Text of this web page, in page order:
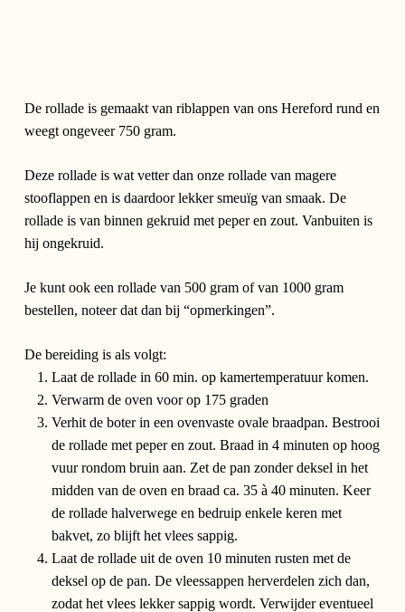
De rollade is gemaakt van riblappen van ons Hereford rund en
weegt ongeveer 750 gram.
Deze rollade is wat vetter dan onze rollade van magere
stooflappen en is daardoor lekker smeuïg van smaak. De
rollade is van binnen gekruid met peper en zout. Vanbuiten is
hij ongekruid.
Je kunt ook een rollade van 500 gram of van 1000 gram
bestellen, noteer dat dan bij “opmerkingen”.
De bereiding is als volgt:
Laat de rollade in 60 min. op kamertemperatuur komen.
Verwarm de oven voor op 175 graden
Verhit de boter in een ovenvaste ovale braadpan. Bestrooi
de rollade met peper en zout. Braad in 4 minuten op hoog
vuur rondom bruin aan. Zet de pan zonder deksel in het
midden van de oven en braad ca. 35 à 40 minuten. Keer
de rollade halverwege en bedruip enkele keren met
bakvet, zo blijft het vlees sappig.
Laat de rollade uit de oven 10 minuten rusten met de
deksel op de pan. De vleessappen herverdelen zich dan,
zodat het vlees lekker sappig wordt. Verwijder eventueel